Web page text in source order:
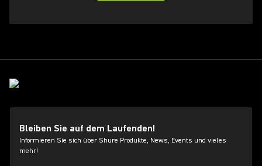
Bleiben Sie auf dem Laufenden!
Informieren Sie sich über Shure Produkte, News, Events und vieles
mehr!